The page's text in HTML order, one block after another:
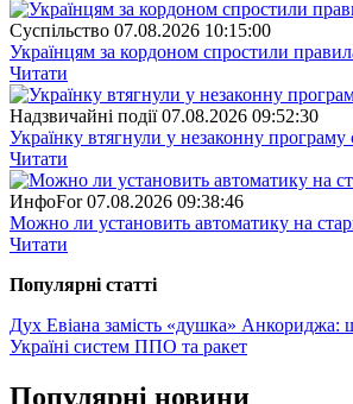
Суспiльство 07.08.2026 10:15:00
Українцям за кордоном спростили
Читати
Надзвичайні події 07.08.2026 09:52:30
Українку втягнули у незаконну програму
Читати
ИнфоFor 07.08.2026 09:38:46
Можно ли установить автоматику на
Читати
Популярнi статтi
Дух Евіана замість «душка» Анкориджа:
Україні систем ППО та ракет
Популярнi новини